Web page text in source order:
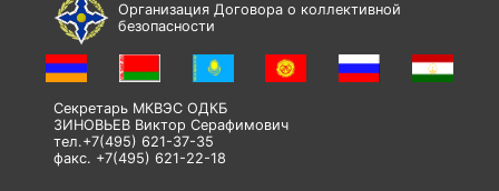
Организация Договора о коллективной
безопасности
Секретарь МКВЭС ОДКБ
ЗИНОВЬЕВ Виктор Серафимович
тел.+7(495) 621-37-35
факс. +7(495) 621-22-18